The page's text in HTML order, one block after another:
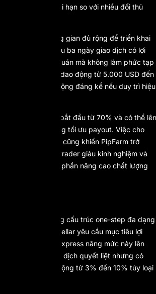
giảm áp lực dài hạn so với nhiều đối thủ
mang lại không gian đủ rộng để triển khai
yêu cầu tối thiểu ba ngày giao dịch có lợi
khích tính nhất quán mà không làm phức tạp
tài khoản funded dao động từ 5.000 USD đến
phép trader mở rộng đáng kể nếu duy trì hiệu
của PipFarm bắt đầu từ 70% và có thể lên
với trader chú trọng tối ưu payout. Việc cho
tức và martingale cũng khiến PipFarm trở
hoạt cho những trader giàu kinh nghiệm và
tảng cTrader góp phần nâng cao chất lượng
một trong những cấu trúc one-step đa dạng
Chương trình Stellar yêu cầu mục tiêu lợi
khi chương trình Express nâng mức này lên
những trader giao dịch quyết liệt nhưng có
drawdown dao động từ 3% đến 10% tùy loại